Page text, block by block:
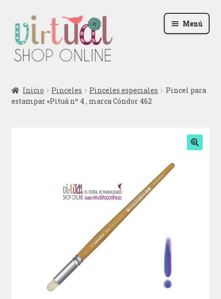
la
navegación
al
contenido
Menú
Podcast
Inicio Pinceles Pinceles especiales
Pincel para
estampar «Pituá nº 4 , marca Cóndor 462